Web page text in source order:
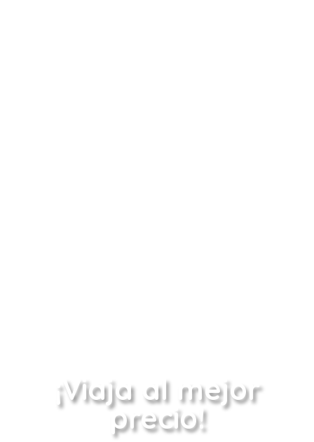
¡Viaja al mejor
precio!